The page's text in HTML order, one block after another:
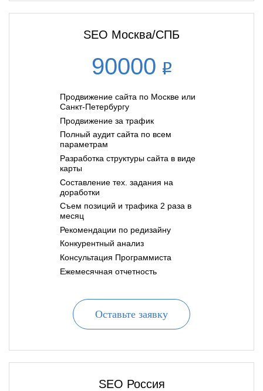
SEO Москва/СПБ
90000
Продвижение сайта по Москве или
Санкт-Петербургу
Продвижение за трафик
Полный аудит сайта по всем
параметрам
Разработка структуры сайта в виде
карты
Составление тех. задания на
доработки
Съем позиций и трафика 2 раза в
месяц
Рекомендации по редизайну
Конкурентный анализ
Консультация Программиста
Ежемесячная отчетность
Оставьте заявку
SEO Россия